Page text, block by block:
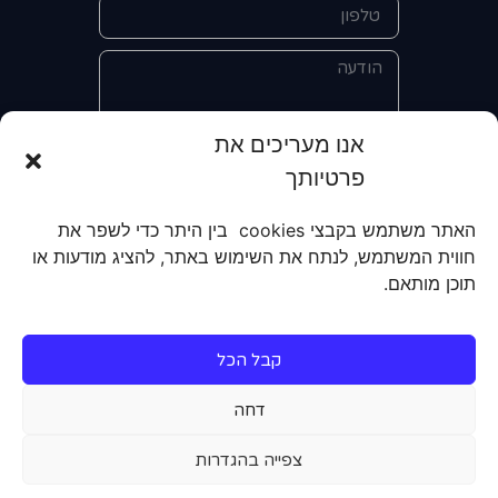
אנו מעריכים את
פרטיותך
האתר משתמש בקבצי cookies בין היתר כדי לשפר את
חווית המשתמש, לנתח את השימוש באתר, להציג מודעות או
תוכן מותאם.
קבל הכל
דחה
צפייה בהגדרות
אני מאשר/ת את מסירת הפרטים
קבלת מידע על מוצרים, שירותים, מועדון
לקוחות. אני מודע/ת שאוכל לבטל את
הרישום שלי בכל עת ושעל מסירת הפרטים
שליחה